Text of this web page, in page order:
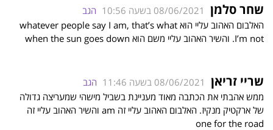
שחר סלמן 08/06/2021 בשעה 10:56
הגב
האלבום האהוב עליי הוא whatever people say I am, that’s what
I’m not. והשיר האהוב עליי משם הוא when the sun goes down
שריי זריאן 08/06/2021 בשעה 11:46
הגב
ממש אהבתי את הכתבה מאוד מעניינת בשביל מישהי שמעריצה גדולה
של ארקטיק מנקיז. האלבום האהוב עליי זה am והשיר האהוב עליי זה
one for the road